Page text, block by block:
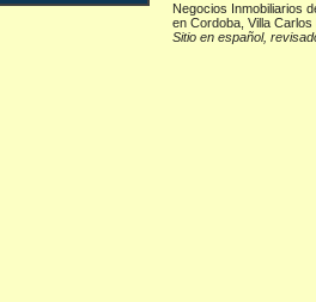
Negocios Inmobiliarios
en Cordoba, Villa Carlos
Sitio en español,